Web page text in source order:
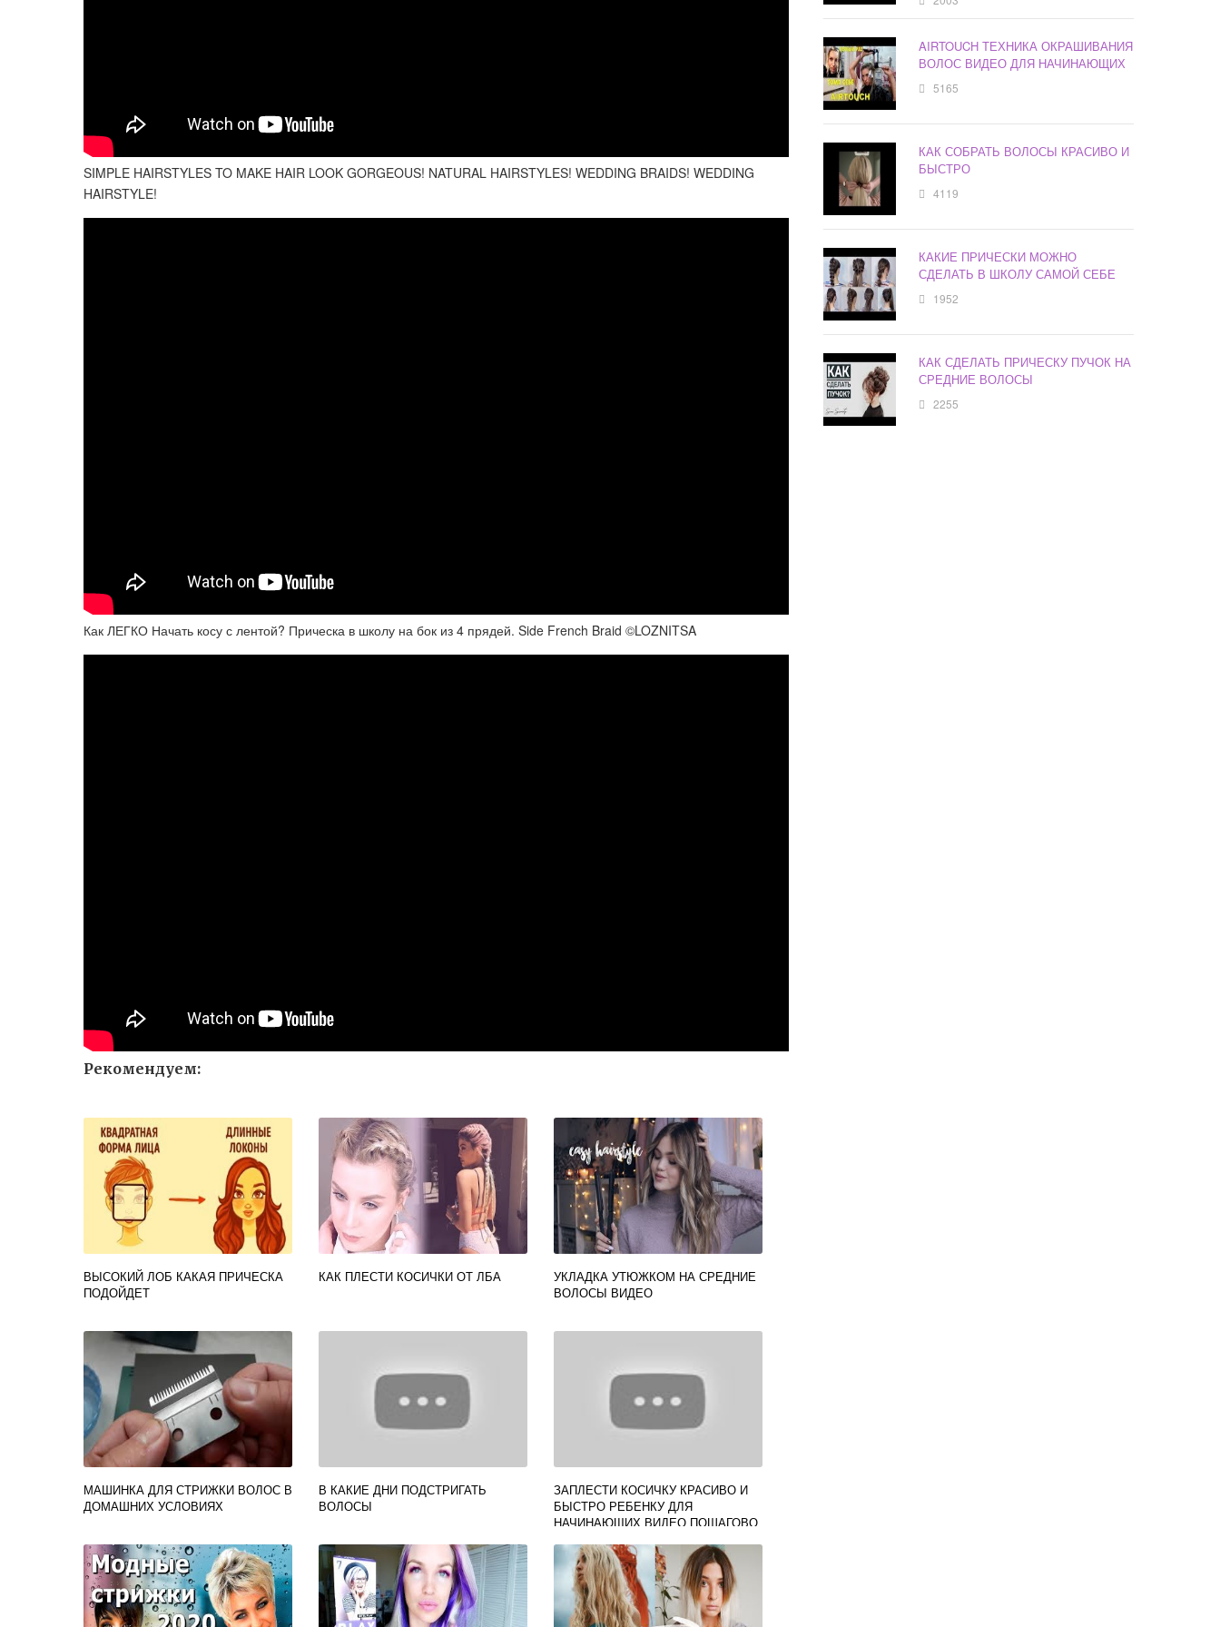
SIMPLE HAIRSTYLES TO MAKE HAIR LOOK GORGEOUS! NATURAL HAIRSTYLES! WEDDING BRAIDS! WEDDING
HAIRSTYLE!
Как ЛЕГКО Начать косу с лентой? Прическа в школу на бок из 4 прядей. Side French Braid ©LOZNITSA
Рекомендуем:
ВЫСОКИЙ ЛОБ КАКАЯ ПРИЧЕСКА
ПОДОЙДЕТ
КАК ПЛЕСТИ КОСИЧКИ ОТ ЛБА
УКЛАДКА УТЮЖКОМ НА СРЕДНИЕ
ВОЛОСЫ ВИДЕО
МАШИНКА ДЛЯ СТРИЖКИ ВОЛОС В
ДОМАШНИХ УСЛОВИЯХ
В КАКИЕ ДНИ ПОДСТРИГАТЬ
ВОЛОСЫ
ЗАПЛЕСТИ КОСИЧКУ КРАСИВО И
БЫСТРО РЕБЕНКУ ДЛЯ
НАЧИНАЮЩИХ ВИДЕО ПОШАГОВО
AIRTOUCH ТЕХНИКА ОКРАШИВАНИЯ
ВОЛОС ВИДЕО ДЛЯ НАЧИНАЮЩИХ
5165
КАК СОБРАТЬ ВОЛОСЫ КРАСИВО И
БЫСТРО
4119
КАКИЕ ПРИЧЕСКИ МОЖНО
СДЕЛАТЬ В ШКОЛУ САМОЙ СЕБЕ
1952
КАК СДЕЛАТЬ ПРИЧЕСКУ ПУЧОК НА
СРЕДНИЕ ВОЛОСЫ
2255